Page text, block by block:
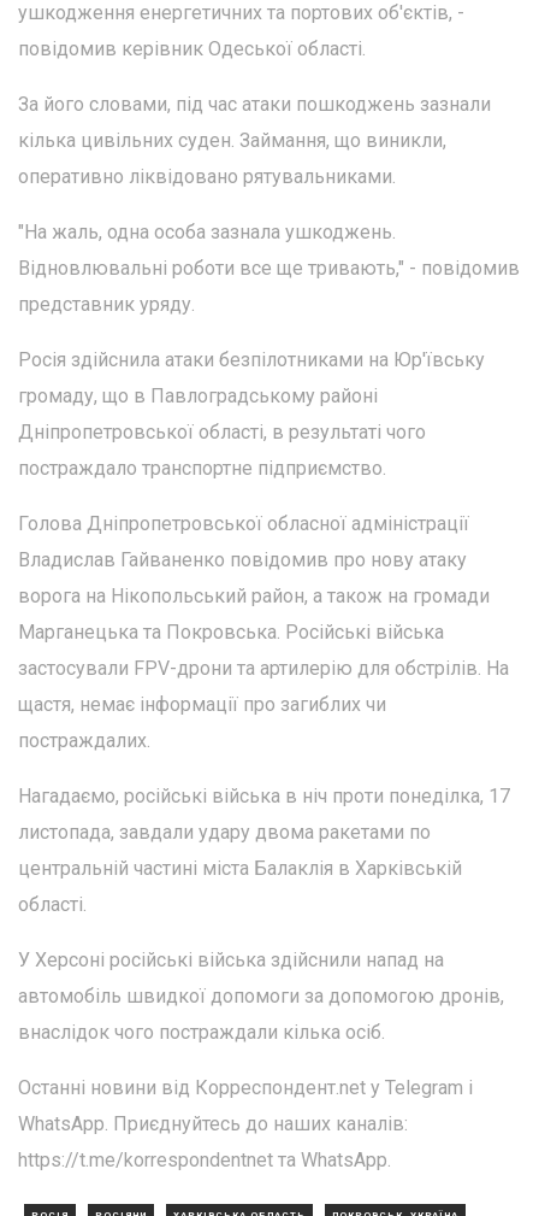
ушкодження енергетичних та портових об'єктів, -
повідомив керівник Одеської області.
За його словами, під час атаки пошкоджень зазнали
кілька цивільних суден. Займання, що виникли,
оперативно ліквідовано рятувальниками.
"На жаль, одна особа зазнала ушкоджень.
Відновлювальні роботи все ще тривають," - повідомив
представник уряду.
Росія здійснила атаки безпілотниками на Юр'ївську
громаду, що в Павлоградському районі
Дніпропетровської області, в результаті чого
постраждало транспортне підприємство.
Голова Дніпропетровської обласної адміністрації
Владислав Гайваненко повідомив про нову атаку
ворога на Нікопольський район, а також на громади
Марганецька та Покровська. Російські війська
застосували FPV-дрони та артилерію для обстрілів. На
щастя, немає інформації про загиблих чи
постраждалих.
Нагадаємо, російські війська в ніч проти понеділка, 17
листопада, завдали удару двома ракетами по
центральній частині міста Балаклія в Харківській
області.
У Херсоні російські війська здійснили напад на
автомобіль швидкої допомоги за допомогою дронів,
внаслідок чого постраждали кілька осіб.
Останні новини від Корреспондент.net у Telegram і
WhatsApp. Приєднуйтесь до наших каналів:
https://t.me/korrespondentnet та WhatsApp.